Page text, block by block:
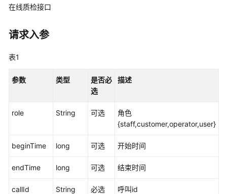
门
用
户
作
南
租
在线质检接口
请求入参
表1
参数 类型
是否必
选
描述
role String 可选
角色
{staff,customer,operator,user}
beginTime long 可选 开始时间
endTime long 可选 结束时间
callId String 必选 呼叫id